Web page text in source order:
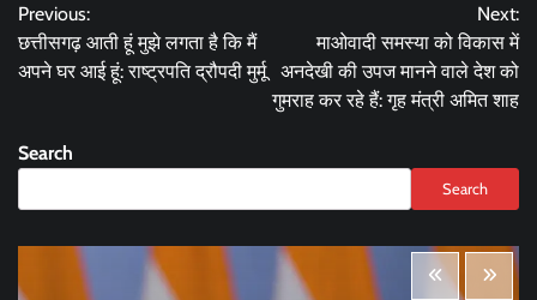
navigation
Previous:
छत्तीसगढ़ आती हूं मुझे लगता है कि मैं
अपने घर आई हूं: राष्ट्रपति द्रौपदी मुर्मू
Next:
माओवादी समस्या को विकास में
अनदेखी की उपज मानने वाले देश को
गुमराह कर रहे हैं: गृह मंत्री अमित शाह
Search
Search